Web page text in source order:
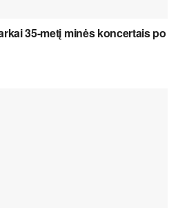
35-metį minės koncertais po